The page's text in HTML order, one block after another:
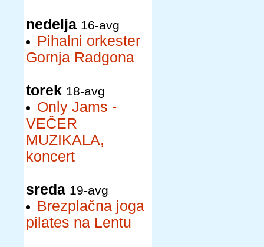
nedelja 16-avg
Pihalni orkester
Gornja Radgona
torek 18-avg
Only Jams -
VEČER
MUZIKALA,
koncert
sreda 19-avg
Brezplačna joga
pilates na Lentu